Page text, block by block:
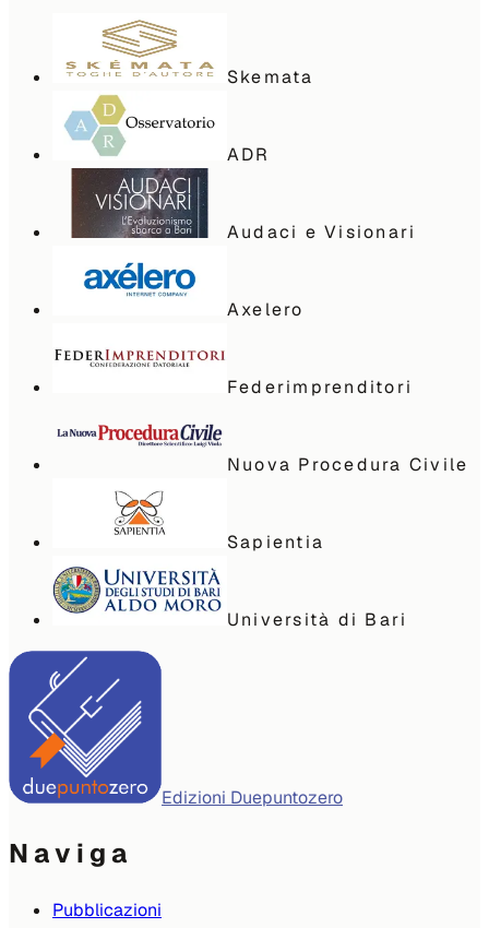
Skemata
ADR
Audaci e Visionari
Axelero
Federimprenditori
Nuova Procedura Civile
Sapientia
Università di Bari
Edizioni Duepuntozero
Naviga
Pubblicazioni